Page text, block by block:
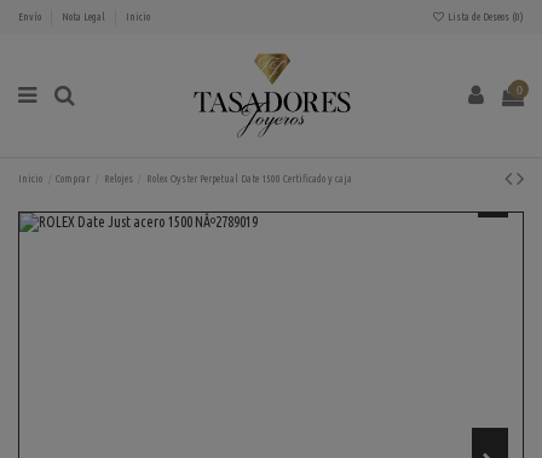
Envío Nota Legal Inicio Lista de Deseos (0)
0
Inicio Comprar Relojes Rolex Oyster Perpetual Date 1500 Certificado y caja